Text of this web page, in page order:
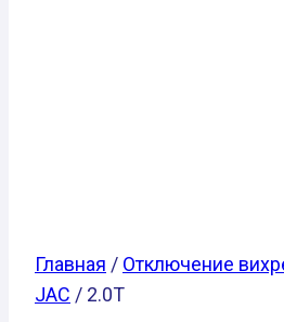
Главная / Отключение
JAC / 2.0T